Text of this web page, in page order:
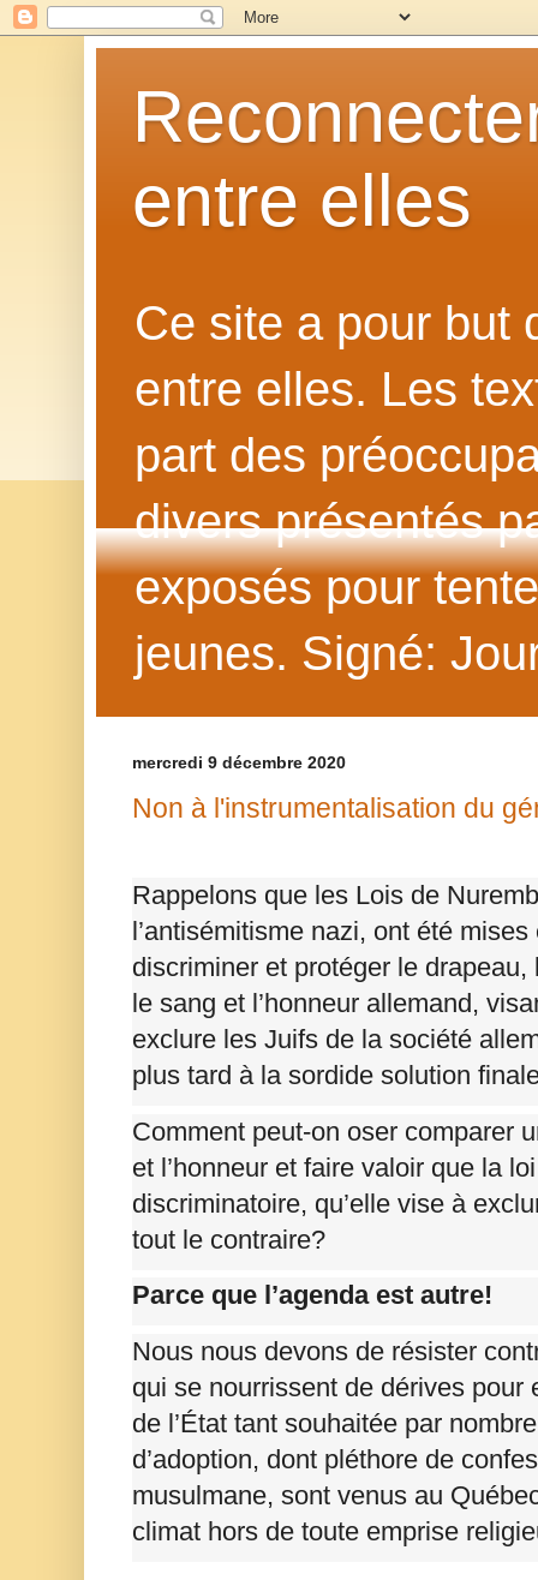
entre elles
Ce site a pour but
entre elles. Les
part des
divers présentés
exposés pour
jeunes. Signé:
mercredi 9 décembre 2020
Non à l'instrumentalisation du
Rappelons que les Lois de
l’antisémitisme nazi, ont été
discriminer et protéger le
le sang et l’honneur allemand,
exclure les Juifs de la société
plus tard à la sordide solution
Comment peut-on oser comparer
et l’honneur et faire valoir que la
discriminatoire, qu’elle vise à
tout le contraire?
Parce que l’agenda est autre!
Nous nous devons de résister
qui se nourrissent de dérives pour
de l’État tant souhaitée par
d’adoption, dont pléthore de
musulmane, sont venus au
climat hors de toute emprise